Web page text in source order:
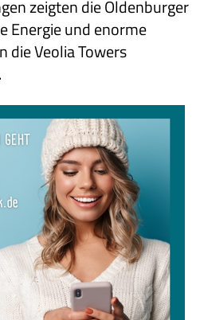
zeigten die Oldenburger
Energie und enorme
die Veolia Towers